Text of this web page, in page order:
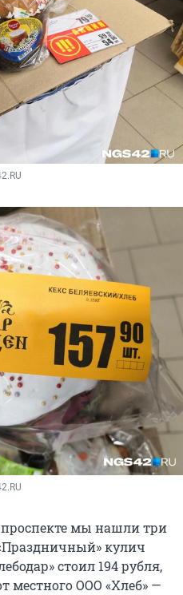
мы нашли три
кулич
стоил 194 рубля,
местного ООО «Хлеб» —